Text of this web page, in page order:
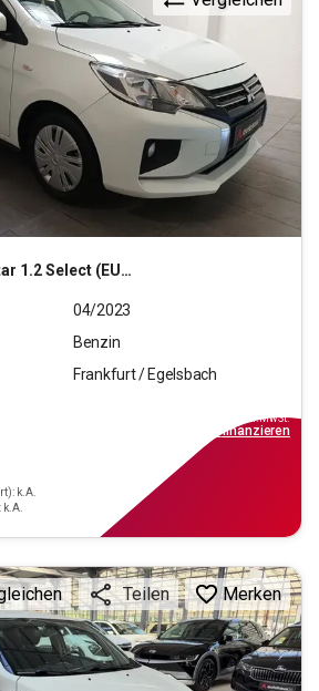
Select (EURO 6d)
04/2023
Benzin
Frankfurt / Egelsbach
k.A.
k.A.
inkl.MwSt.
finanzieren
Teilen Merken